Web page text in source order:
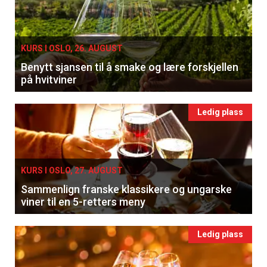
KURS I OSLO, 26. AUGUST
Benytt sjansen til å smake og lære forskjellen
på hvitviner
Ledig plass
KURS I OSLO, 27. AUGUST
Sammenlign franske klassikere og ungarske
viner til en 5-retters meny
Ledig plass